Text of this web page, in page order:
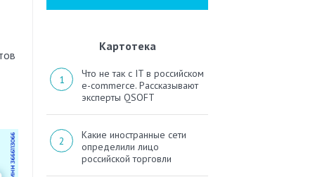
Картотека
Что не так с IT в российском
e-commerce. Рассказывают
эксперты QSOFT
Какие иностранные сети
определили лицо
российской торговли